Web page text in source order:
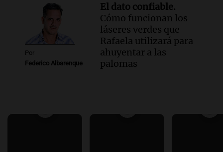
Por
Federico Albarenque
El dato confiable.
Cómo funcionan los
láseres verdes que
Rafaela utilizará para
ahuyentar a las
palomas